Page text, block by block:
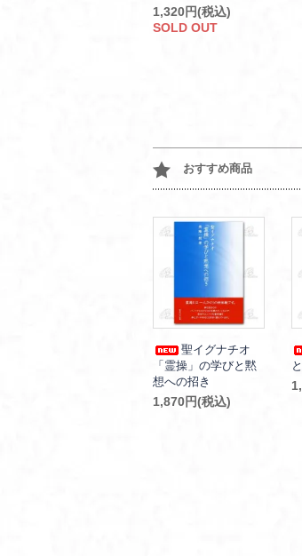
1,320円(税込)
SOLD OUT
おすすめ商品
聖イグナチオ
「霊操」の学びと黙
想への招き
1,870円(税込)